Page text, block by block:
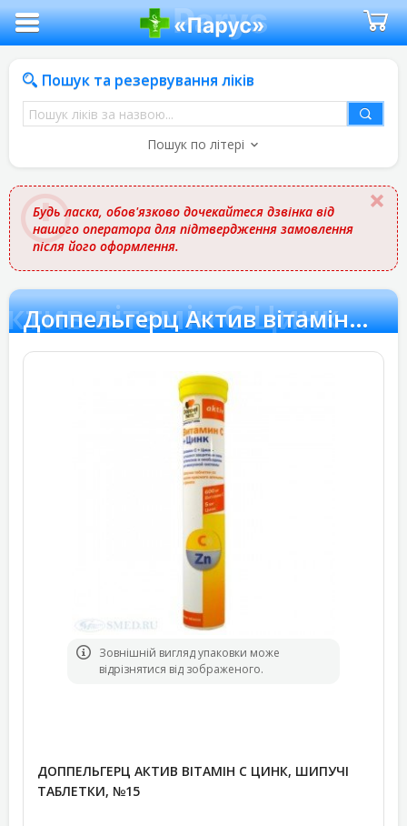
Пошук та резервування ліків
Пошук
ліків
назвою
Пошук по літері
Будь ласка, обов'язково дочекайтеся дзвінка від
нашого оператора для підтвердження замовлення
після його оформлення.
вітамін С Цинк Доппельгерц Актив вітамін С Цинк
Зовнішній вигляд упаковки може
відрізнятися від зображеного.
ДОППЕЛЬГЕРЦ АКТИВ ВІТАМІН С ЦИНК, ШИПУЧІ
ТАБЛЕТКИ, №15